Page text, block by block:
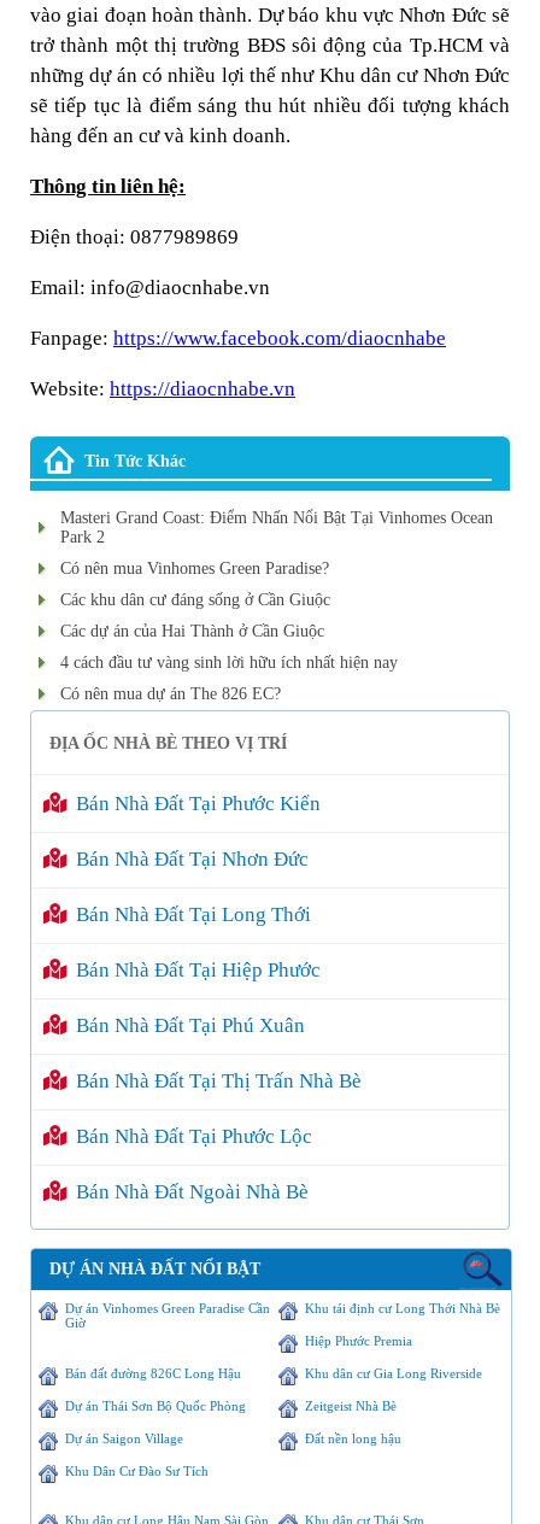
vào giai đoạn hoàn thành. Dự báo khu vực Nhơn Đức sẽ
trở thành một thị trường BĐS sôi động của Tp.HCM và
những dự án có nhiều lợi thế như Khu dân cư Nhơn Đức
sẽ tiếp tục là điểm sáng thu hút nhiều đối tượng khách
hàng đến an cư và kinh doanh.
Thông tin liên hệ:
Điện thoại: 0877989869
Email: info@diaocnhabe.vn
Fanpage: https://www.facebook.com/diaocnhabe
Website: https://diaocnhabe.vn
Tin Tức Khác
Masteri Grand Coast: Điểm Nhấn Nổi Bật Tại Vinhomes Ocean
Park 2
Có nên mua Vinhomes Green Paradise?
Các khu dân cư đáng sống ở Cần Giuộc
Các dự án của Hai Thành ở Cần Giuộc
4 cách đầu tư vàng sinh lời hữu ích nhất hiện nay
Có nên mua dự án The 826 EC?
ĐỊA ỐC NHÀ BÈ THEO VỊ TRÍ
Bán Nhà Đất Tại Phước Kiển
Bán Nhà Đất Tại Nhơn Đức
Bán Nhà Đất Tại Long Thới
Bán Nhà Đất Tại Hiệp Phước
Bán Nhà Đất Tại Phú Xuân
Bán Nhà Đất Tại Thị Trấn Nhà Bè
Bán Nhà Đất Tại Phước Lộc
Bán Nhà Đất Ngoài Nhà Bè
DỰ ÁN NHÀ ĐẤT NỔI BẬT
Dự án Vinhomes Green Paradise Cần
Giờ
Khu tái định cư Long Thới Nhà Bè
Hiệp Phước Premia
Bán đất đường 826C Long Hậu Khu dân cư Gia Long Riverside
Dự án Thái Sơn Bộ Quốc Phòng Zeitgeist Nhà Bè
Dự án Saigon Village Đất nền long hậu
Khu Dân Cư Đào Sư Tích
Khu dân cư Long Hậu Nam Sài Gòn Khu dân cư Thái Sơn